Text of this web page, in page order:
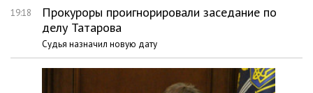
19:18
Прокуроры проигнорировали заседание по
делу Татарова
Судья назначил новую дату